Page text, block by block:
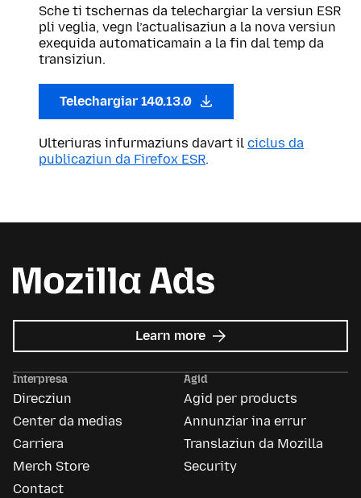
Sche ti tschernas da telechargiar la versiun ESR
pli veglia, vegn l’actualisaziun a la nova versiun
exequida automaticamain a la fin dal temp da
transiziun.
Telechargiar 140.13.0
Ulteriuras infurmaziuns davart il ciclus da
publicaziun da Firefox ESR.
Learn more about
Mozilla
Interpresa
Direcziun
Center da medias
Carriera
Merch Store
Contact
Agid
Agid per products
Annunziar ina errur
Translaziun da Mozilla
Security